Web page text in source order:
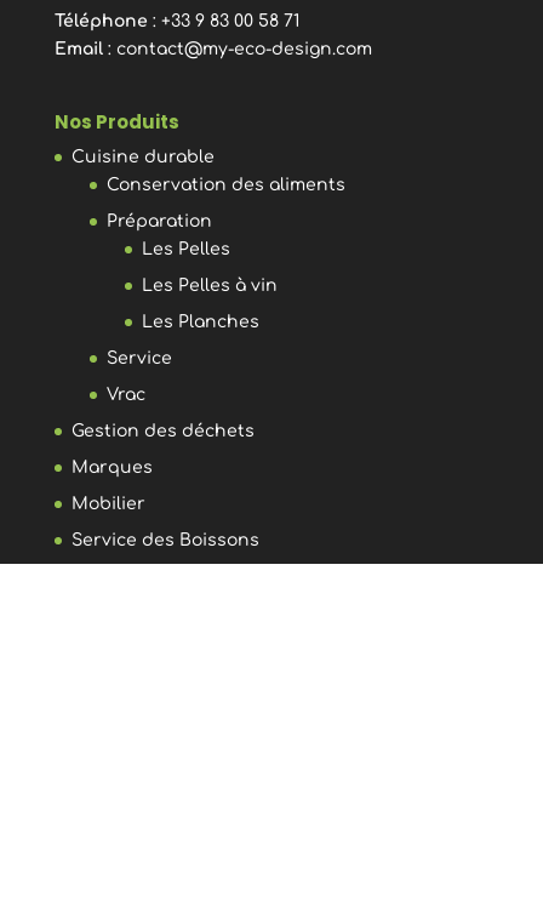
Téléphone : +33 9 83 00 58 71
Email: contact@my-eco-design.com
Nos Produits
Cuisine durable
Conservation des aliments
Préparation
Les Pelles
Les Pelles à vin
Les Planches
Service
Vrac
Gestion des déchets
Marques
Mobilier
Service des Boissons